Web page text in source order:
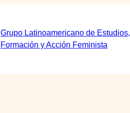
Grupo Latinoamericano de Estudios,
Formación y Acción Feminista